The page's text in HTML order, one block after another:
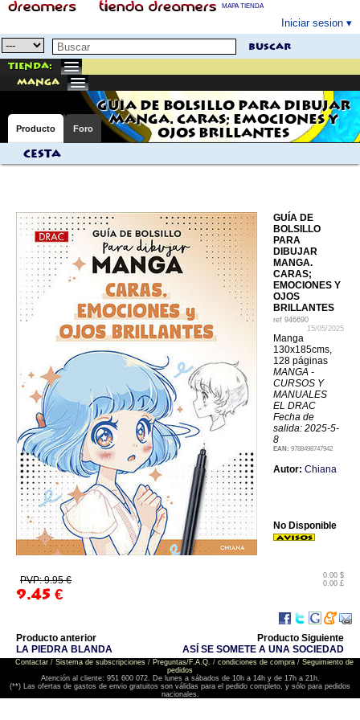
MAPA TIENDA
Iniciar sesion
buscar
Tienda:
manga
GUÍA DE BOLSILLO PARA DIBUJAR
MANGA. CARAS; EMOCIONES Y
OJOS BRILLANTES
Producto Foro
Cesta
GUÍA DE
BOLSILLO
PARA
DIBUJAR
MANGA.
CARAS;
EMOCIONES Y
OJOS
BRILLANTES
ref 946690
15/05/2025
Manga
130x185cms,
128 páginas
MANGA -
CURSOS Y
MANUALES
EL DRAC
Fecha de
salida: 2025-5-
8
EAN: 9788498747942
Autor: Chiana
PVP: 9.95 €
9.45 €
0.00 $
0.00 £
No Disponible
Producto anterior
LA PIEDRA BLANDA
Producto Siguiente
ASÍ SE SOMETE A UNA SOCIEDAD
Contactar/ Sistema de subscripciones/ Preguntas/F.A.Q. / condiciones de compra/ Seguimiento de
pedidos
Atención al cliente: 951 600 072. De lunes a sábados de 10h a 14h y de 17h a 21h.
(**) Las ofertas de gastos de envio gratuitos son válidas para el pedido completo, y sólo para pedidos
nacionales.